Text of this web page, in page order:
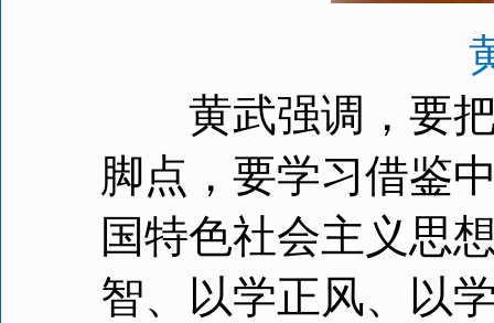
黄武强调，要把
脚点，要学习借鉴
国特色社会主义思
智、以学正风、以